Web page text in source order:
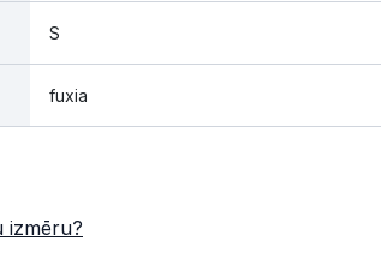
S
fuxia
izmēru?